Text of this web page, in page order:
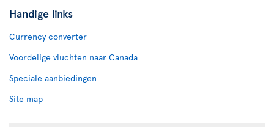
Handige links
Currency converter
Voordelige vluchten naar Canada
Speciale aanbiedingen
Site map